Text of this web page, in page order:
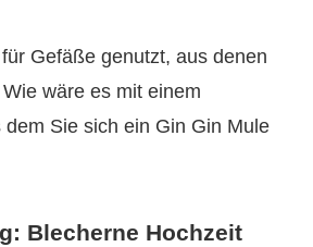
Gefäße genutzt, aus denen
wäre es mit einem
dem Sie sich ein Gin Gin Mule
Blecherne Hochzeit